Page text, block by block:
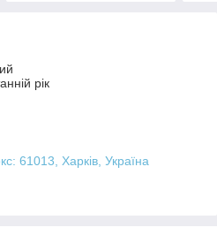
рік
61013, Харків, Україна